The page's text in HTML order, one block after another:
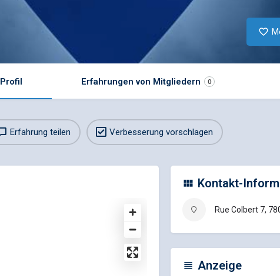
Profil Erfahrungen von Mitgliedern 0
Erfahrung teilen Verbesserung vorschlagen
Kontakt-
Rue Colbert 7,
Anzeige